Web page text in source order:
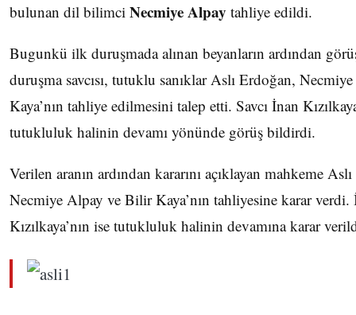
bulunan dil bilimci Necmiye Alpay tahliye edildi.
Bugunkü ilk duruşmada alınan beyanların ardından
duruşma savcısı, tutuklu sanıklar Aslı Erdoğan,
Kaya’nın tahliye edilmesini talep etti. Savcı İnan
tutukluluk halinin devamı yönünde görüş bildirdi.
Verilen aranın ardından kararını açıklayan mahkeme
Necmiye Alpay ve Bilir Kaya’nın tahliyesine karar verdi.
Kızılkaya’nın ise tutukluluk halinin devamına karar